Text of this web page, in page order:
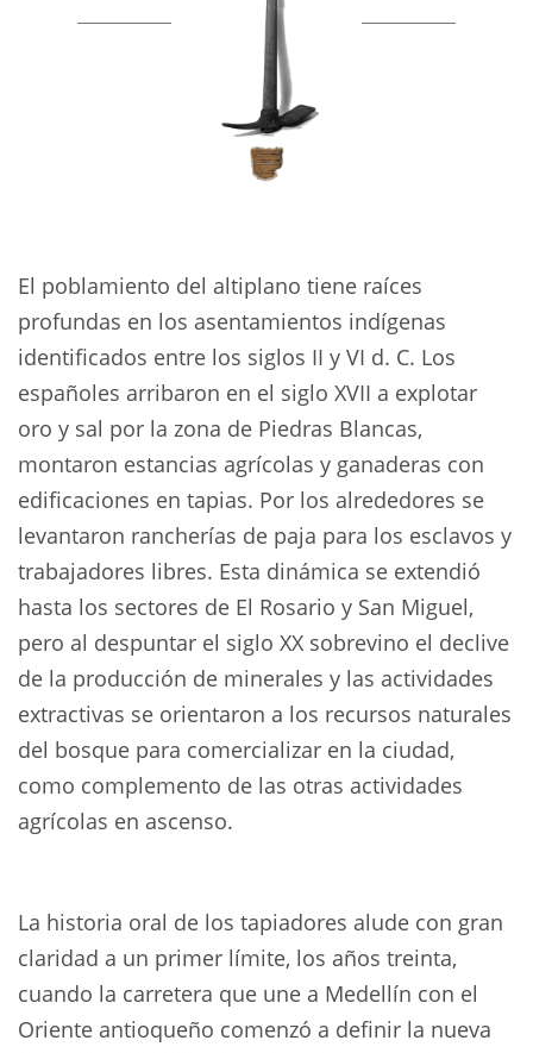
El poblamiento del altiplano tiene raíces
profundas en los asentamientos indígenas
identificados entre los siglos II y VI d. C. Los
españoles arribaron en el siglo XVII a explotar
oro y sal por la zona de Piedras Blancas,
montaron estancias agrícolas y ganaderas con
edificaciones en tapias. Por los alrededores se
levantaron ran­cherías de paja para los esclavos y
trabajadores libres. Esta dinámica se extendió
hasta los sectores de El Rosario y San Miguel,
pero al despuntar el siglo XX sobrevino el declive
de la producción de minerales y las actividades
extractivas se orientaron a los recursos naturales
del bosque para comercializar en la ciudad,
como complemento de las otras actividades
agrícolas en ascenso.
La historia oral de los tapiadores alude con gran
claridad a un primer límite, los años treinta,
cuando la carretera que une a Medellín con el
Oriente antioqueño comenzó a definir la nueva